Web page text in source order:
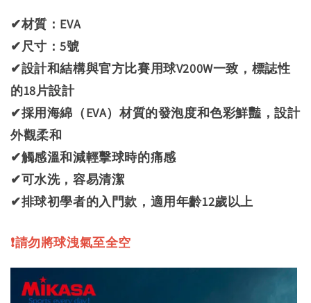
✔材質： EVA
✔尺寸：5號
✔設計和結構與官方比賽用球V200W一致，標誌性
的18片設計
✔採用海綿（EVA）材質的發泡度和色彩鮮豔，設計
外觀柔和
✔觸感溫和減輕擊球時的痛感
✔可水洗，容易清潔
✔排球初學者的入門款，適用年齡12歲以上
❗請勿將球洩氣至全空